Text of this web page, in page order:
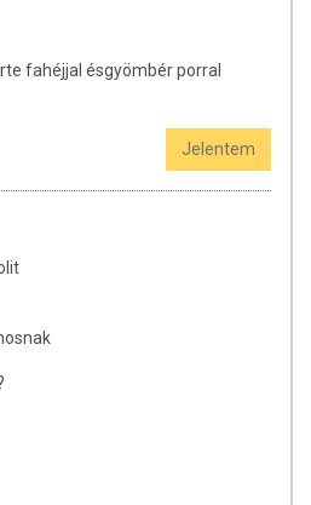
fahéjjal ésgyömbér porral
Jelentem